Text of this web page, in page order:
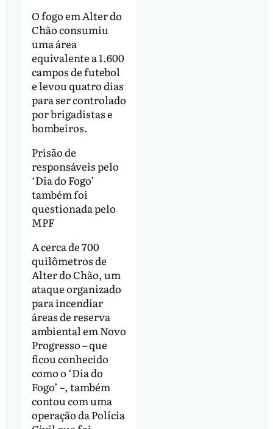
O fogo em Alter do
Chão consumiu
uma área
equivalente a 1.600
campos de futebol
e levou quatro dias
para ser controlado
por brigadistas e
bombeiros.
Prisão de
responsáveis pelo
‘Dia do Fogo’
também foi
questionada pelo
MPF
A cerca de 700
quilômetros de
Alter do Chão, um
ataque organizado
para incendiar
áreas de reserva
ambiental em Novo
Progresso – que
ficou conhecido
como o ‘Dia do
Fogo’ –, também
contou com uma
operação da Polícia